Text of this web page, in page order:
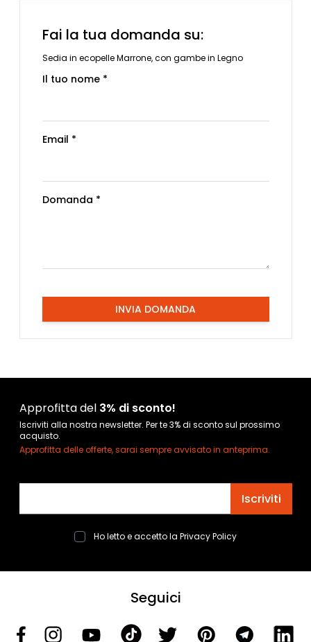
Fai la tua domanda su:
Sedia in ecopelle Marrone, con gambe in Legno
Il tuo nome *
Email *
Domanda *
INVIA DOMANDA
Approfitta del 3% di sconto!
Iscriviti alla nostra newsletter. Per te 3% di sconto sul prossimo
acquisto.
Approfitta delle offerte, sarai sempre avvisato in anteprima.
Iscriviti
Ho letto e accetto la Privacy Policy
Seguici